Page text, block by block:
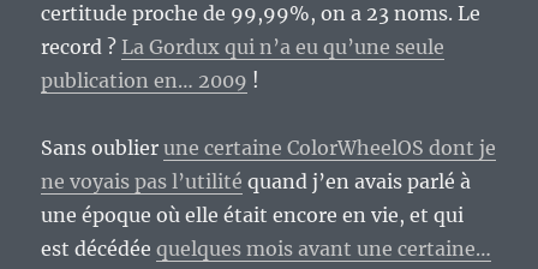
certitude proche de 99,99%, on a 23 noms. Le
record ? La Gordux qui n’a eu qu’une seule
publication en… 2009 !
Sans oublierune certaine ColorWheelOS dont je
ne voyais pas l’utilité quand j’en avais parlé à
une époque où elle était encore en vie, et qui
est décédéequelques mois avant une certaine…